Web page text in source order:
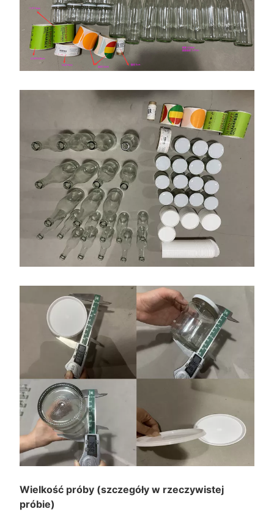
Wielkość próby (szczegóły w rzeczywistej
próbie)